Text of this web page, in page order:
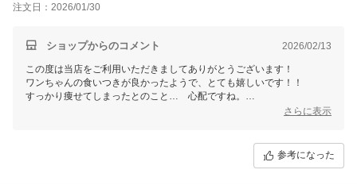
注文日：2026/01/30
ショップからのコメント 2026/02/13
この度は当店をご利用いただきましてありがとうございます！
ワンちゃんの食いつきが良かったようで、とても嬉しいです！！
すっかり痩せてしまったとのこと… 心配ですね。
さらに表示
参考になった